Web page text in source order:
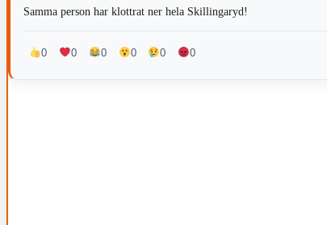
Samma person har klottrat ner hela Skillingaryd!
0 0 0 0 0 0